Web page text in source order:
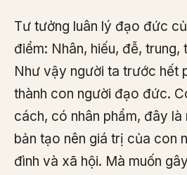
Tư tưởng luân lý đạo đức
điểm: Nhân, hiếu, đễ, trung,
Như vậy người ta trước hết
thành con người đạo đức.
cách, có nhân phẩm, đây là
bản tạo nên giá trị của con
đình và xã hội. Mà muốn